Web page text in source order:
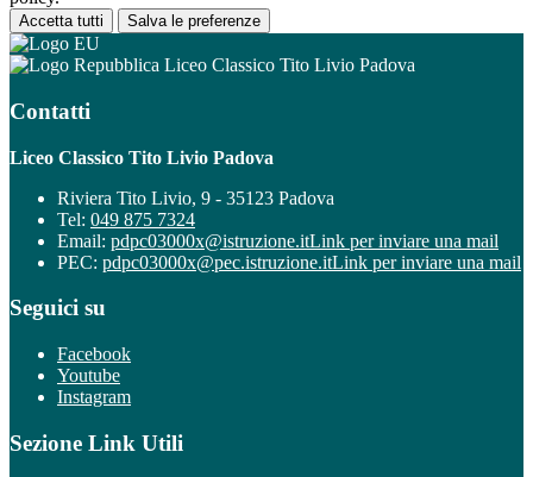
Accetta tutti Salva le preferenze
Liceo Classico Tito Livio Padova
Contatti
Liceo Classico Tito Livio Padova
Riviera Tito Livio, 9 - 35123 Padova
Tel: 049 875 7324
Email: pdpc03000x@istruzione.itLink per inviare una mail
PEC: pdpc03000x@pec.istruzione.itLink per inviare una mail
Seguici su
Facebook
Youtube
Instagram
Sezione Link Utili